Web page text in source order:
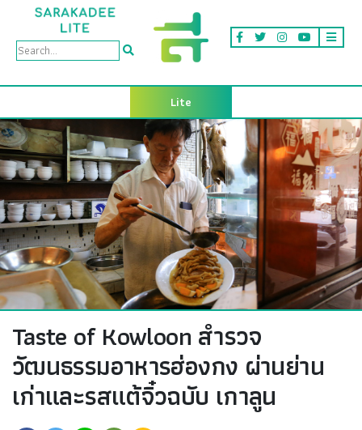
Lite
Taste of Kowloon สำรวจ
วัฒนธรรมอาหารฮ่องกง ผ่านย่าน
เก่าและรสแต้จิ๋วฉบับ เกาลูน